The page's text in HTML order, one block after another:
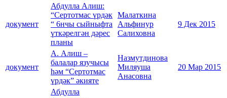
документ
Абдулла Алиш:
“Сертотмас үрдәк
“ 6нчы сыйныфта
үткәрелгән дәрес
планы
Малаткина
Альфинур
Салиховна
9 Дек 2015
документ
А. Алиш –
балалар язучысы
һәм “Сертотмас
үрдәк” әкияте
Назмутдинова
Миляуша
Анасовна
20 Мар 2015
Абдулла